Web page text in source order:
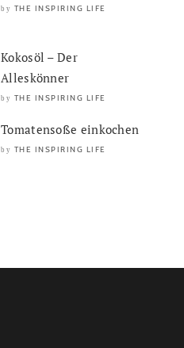
by THE INSPIRING LIFE
Kokosöl – Der
Alleskönner
by THE INSPIRING LIFE
Tomatensoße einkochen
by THE INSPIRING LIFE